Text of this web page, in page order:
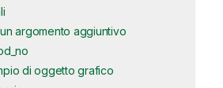
argomento aggiuntivo
di oggetto grafico